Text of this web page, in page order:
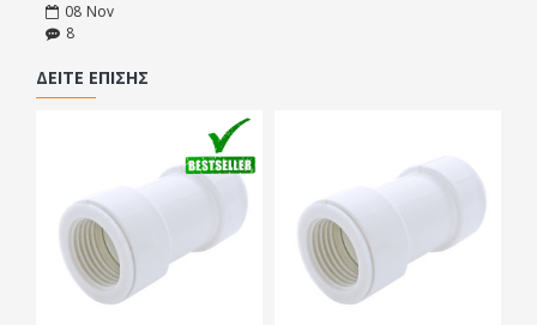
08 Nov
8
ΔΕΊΤΕ ΕΠΊΣΗΣ